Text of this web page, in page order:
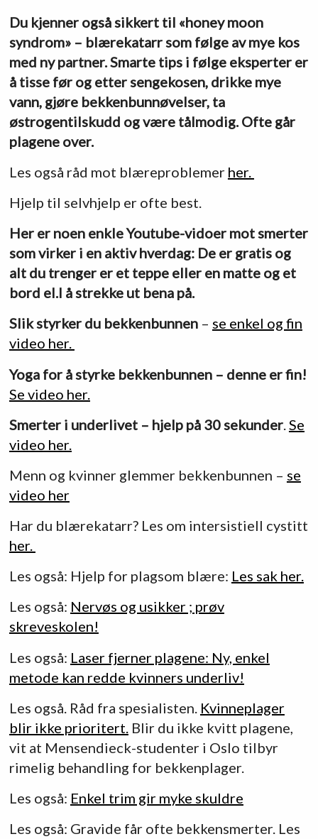
Du kjenner også sikkert til «honey moon
syndrom» – blærekatarr som følge av mye kos
med ny partner. Smarte tips i følge eksperter er
å tisse før og etter sengekosen, drikke mye
vann, gjøre bekkenbunnøvelser, ta
østrogentilskudd og være tålmodig. Ofte går
plagene over.
Les også råd mot blæreproblemer her.
Hjelp til selvhjelp er ofte best.
Her er noen enkle Youtube-vidoer mot smerter
som virker i en aktiv hverdag: De er gratis og
alt du trenger er et teppe eller en matte og et
bord el.l å strekke ut bena på.
Slik styrker du bekkenbunnen– se enkel og fin
video her.
Yoga for å styrke bekkenbunnen – denne er fin!
Se video her.
Smerter i underlivet – hjelp på 30 sekunder. Se
video her.
Menn og kvinner glemmer bekkenbunnen – se
video her
Har du blærekatarr? Les om intersistiell cystitt
her.
Les også: Hjelp for plagsom blære: Les sak her.
Les også: Nervøs og usikker ; prøv
skreveskolen!
Les også: Laser fjerner plagene: Ny, enkel
metode kan redde kvinners underliv!
Les også. Råd fra spesialisten. Kvinneplager
blir ikke prioritert.Blir du ikke kvitt plagene,
vit at Mensendieck-studenter i Oslo tilbyr
rimelig behandling for bekkenplager.
Les også: Enkel trim gir myke skuldre
Les også: Gravide får ofte bekkensmerter. Les